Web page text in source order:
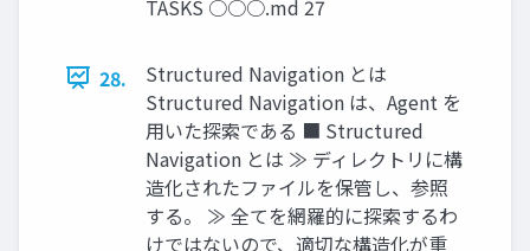
TASKS ○○○.md 27
28.
Structured Navigation とは
Structured Navigation は、Agent を
用いた探索である ■ Structured
Navigation とは ≫ ディレクトリに構
造化されたファイルを保管し、参照
する。 ≫ 全てを網羅的に探索するわ
けではないので、適切な構造化が重